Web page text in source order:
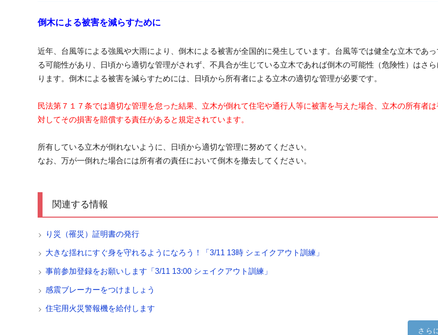
倒木による被害を減らすために
近年、台風等による強風や大雨により、倒木による被害が全国的に発生しています。台風等では健全な立木であ
る可能性があり、日頃から適切な管理がされず、不具合が生じている立木であれば倒木の可能性（危険性）はさ
ります。倒木による被害を減らすためには、日頃から所有者による立木の適切な管理が必要です。
民法第７１７条では適切な管理を怠った結果、立木が倒れて住宅や通行人等に被害を与えた場合、立木の所有者
対してその損害を賠償する責任があると規定されています。
所有している立木が倒れないように、日頃から適切な管理に努めてください。
なお、万が一倒れた場合には所有者の責任において倒木を撤去してください。
関連する情報
り災（罹災）証明書の発行
大きな揺れにすぐ身を守れるようになろう！「3/11 13時 シェイクアウト訓練」
事前参加登録をお願いします「3/11 13:00 シェイクアウト訓練」
感震ブレーカーをつけましょう
住宅用火災警報機を給付します
さら